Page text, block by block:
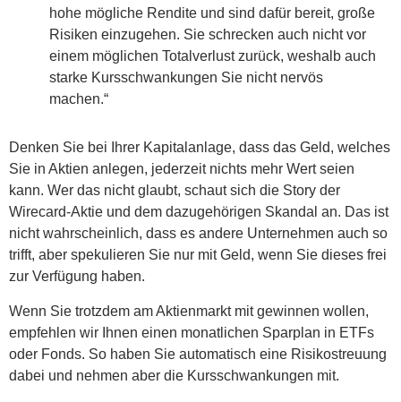
hohe mögliche Rendite und sind dafür bereit, große
Risiken einzugehen. Sie schrecken auch nicht vor
einem möglichen Totalverlust zurück, weshalb auch
starke Kursschwankungen Sie nicht nervös
machen.“
Denken Sie bei Ihrer Kapitalanlage, dass das Geld, welches
Sie in Aktien anlegen, jederzeit nichts mehr Wert seien
kann. Wer das nicht glaubt, schaut sich die Story der
Wirecard-Aktie und dem dazugehörigen Skandal an. Das ist
nicht wahrscheinlich, dass es andere Unternehmen auch so
trifft, aber spekulieren Sie nur mit Geld, wenn Sie dieses frei
zur Verfügung haben.
Wenn Sie trotzdem am Aktienmarkt mit gewinnen wollen,
empfehlen wir Ihnen einen monatlichen Sparplan in ETFs
oder Fonds. So haben Sie automatisch eine Risikostreuung
dabei und nehmen aber die Kursschwankungen mit.